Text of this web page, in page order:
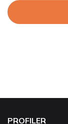
PROFILER